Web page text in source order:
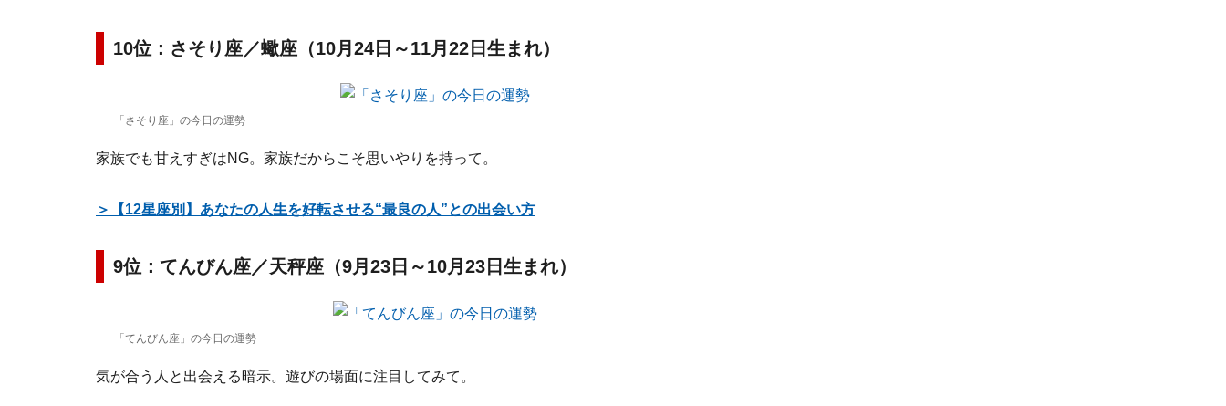
10位：さそり座／蠍座（10月24日～11月22日生まれ）
「さそり座」の今日の運勢
家族でも甘えすぎはNG。家族だからこそ思いやりを持って。
＞【12星座別】あなたの人生を好転させる“最良の人”との出会い方
9位：てんびん座／天秤座（9月23日～10月23日生まれ）
「てんびん座」の今日の運勢
気が合う人と出会える暗示。遊びの場面に注目してみて。